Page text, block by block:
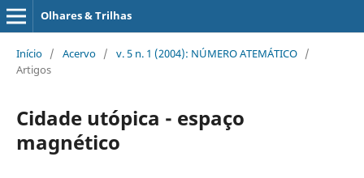
Olhares & Trilhas
Início / Acervo / v. 5 n. 1 (2004): NÚMERO ATEMÁTICO /
Artigos
Cidade utópica - espaço
magnético